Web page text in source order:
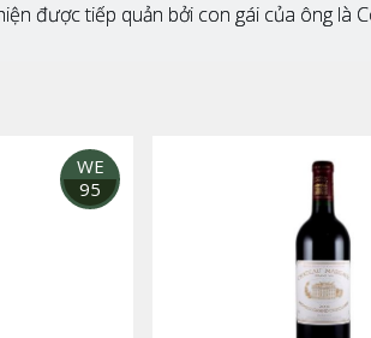
được tiếp quản bởi con gái của ông là
WE
95